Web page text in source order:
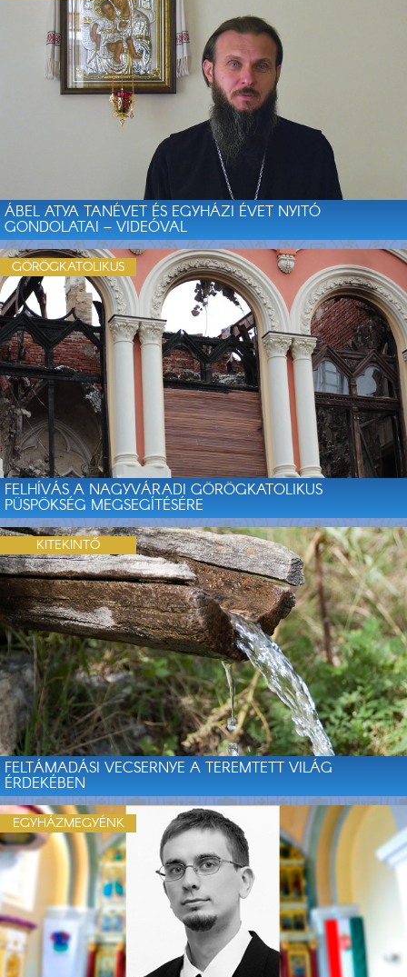
ÁBEL ATYA TANÉVET ÉS EGYHÁZI ÉVET NYITÓ
GONDOLATAI – VIDEÓVAL
FELHÍVÁS A NAGYVÁRADI GÖRÖGKATOLIKUS
PÜSPÖKSÉG MEGSEGÍTÉSÉRE
GÖRÖGKATOLIKUS
FELTÁMADÁSI VECSERNYE A TEREMTETT VILÁG
ÉRDEKÉBEN
KITEKINTŐ
EGYHÁZMEGYÉNK